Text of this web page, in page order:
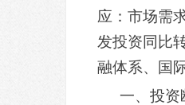
应：市场需
发投资同比
融体系、国
一、投资